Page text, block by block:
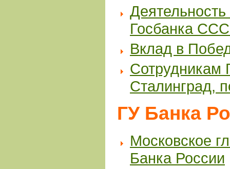
Госбанка
Вклад в
Сотрудникам
Сталинград,
ГУ Банка
Московское
Банка России